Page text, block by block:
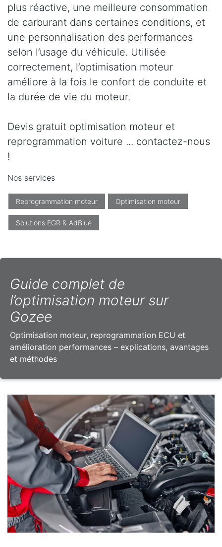
plus réactive, une meilleure consommation
de carburant dans certaines conditions, et
une personnalisation des performances
selon l’usage du véhicule. Utilisée
correctement, l’optimisation moteur
améliore à la fois le confort de conduite et
la durée de vie du moteur.
Devis gratuit optimisation moteur et
reprogrammation voiture ... contactez-nous
!
Nos services
Reprogrammation moteur Optimisation moteur
Solutions EGR & AdBlue
Guide complet de
l’optimisation moteur sur
Gozee
Optimisation moteur, reprogrammation ECU et
amélioration performances – explications, avantages
et méthodes